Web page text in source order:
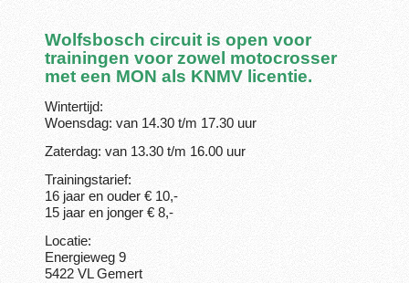
Wolfsbosch circuit is open voor
trainingen voor zowel motocrosser
met een MON als KNMV licentie.
Wintertijd:
Woensdag: van 14.30 t/m 17.30 uur
Zaterdag: van 13.30 t/m 16.00 uur
Trainingstarief:
16 jaar en ouder € 10,-
15 jaar en jonger € 8,-
Locatie:
Energieweg 9
5422 VL Gemert